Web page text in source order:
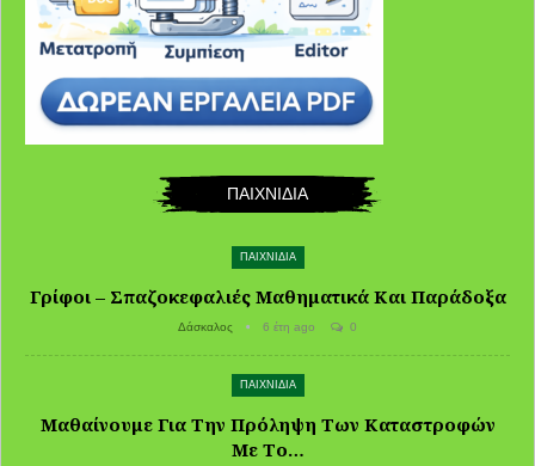
ΠΑΙΧΝΙΔΙΑ
ΠΑΙΧΝΙΔΙΑ
Γρίφοι – Σπαζοκεφαλιές Μαθηματικά Και Παράδοξα
Δάσκαλος 6 έτη ago 0
ΠΑΙΧΝΙΔΙΑ
Μαθαίνουμε Για Την Πρόληψη Των Καταστροφών
Με Το…